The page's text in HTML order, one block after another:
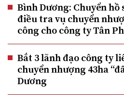
Bình Dương: Chuyển hồ
điều tra vụ chuyển
công cho công ty Tân
Bắt 3 lãnh đạo công ty
chuyển nhượng 43ha
Dương